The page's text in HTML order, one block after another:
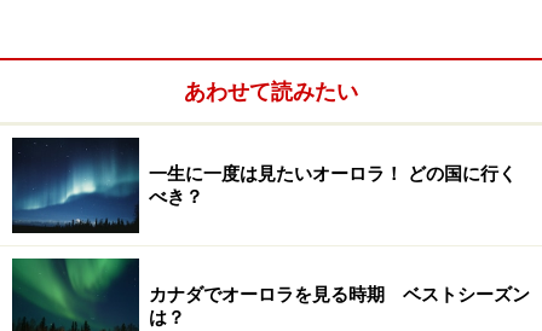
あわせて読みたい
一生に一度は見たいオーロラ！ どの国に行く
べき？
カナダでオーロラを見る時期 ベストシーズン
は？